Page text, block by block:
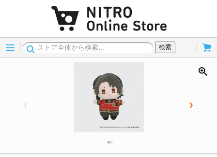
Menu
検索